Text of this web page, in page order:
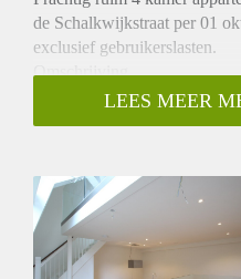
de Schalkwijkstraat per 01
exclusief gebruikerslasten.
Omschrijving
Dit appartement is gelegen
en u komt het appartement
naar de 2e verdieping waar
deze kenmerkt zich door
Vanuit hier gaat u met een
slaapkamers zijn gelegen.
LEES MEER